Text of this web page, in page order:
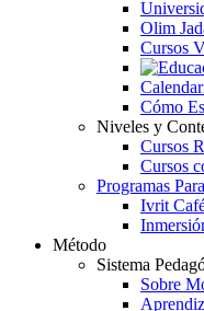
Olim
Cursos
Cómo
Niveles y
Cursos
Cursos
Programas
Ivrit
Método
Sistema
Sobre